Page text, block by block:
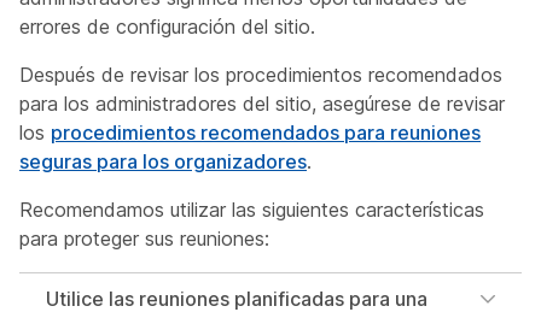
errores de configuración del sitio.
Después de revisar los procedimientos recomendados
para los administradores del sitio, asegúrese de revisar
los procedimientos recomendados para reuniones
seguras para los organizadores.
Recomendamos utilizar las siguientes características
para proteger sus reuniones:
Utilice las reuniones planificadas para una